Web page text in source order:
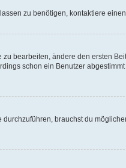
zu benötigen, kontaktiere
bearbeiten, ändere den ersten
schon ein Benutzer
brauchst du